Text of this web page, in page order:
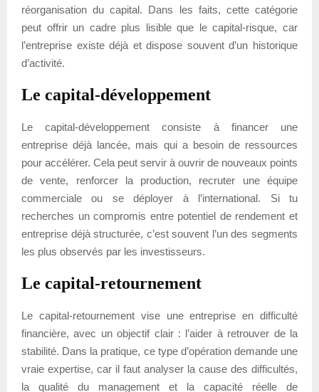
réorganisation du capital. Dans les faits, cette catégorie
peut offrir un cadre plus lisible que le capital-risque, car
l’entreprise existe déjà et dispose souvent d’un historique
d’activité.
Le capital-développement
Le capital-développement consiste à financer une
entreprise déjà lancée, mais qui a besoin de ressources
pour accélérer. Cela peut servir à ouvrir de nouveaux points
de vente, renforcer la production, recruter une équipe
commerciale ou se déployer à l’international. Si tu
recherches un compromis entre potentiel de rendement et
entreprise déjà structurée, c’est souvent l’un des segments
les plus observés par les investisseurs.
Le capital-retournement
Le capital-retournement vise une entreprise en difficulté
financière, avec un objectif clair : l’aider à retrouver de la
stabilité. Dans la pratique, ce type d’opération demande une
vraie expertise, car il faut analyser la cause des difficultés,
la qualité du management et la capacité réelle de